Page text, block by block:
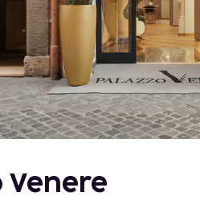
Venere